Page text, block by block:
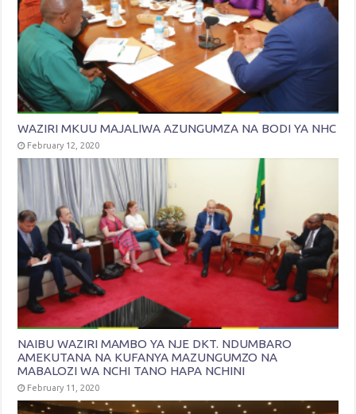
WAZIRI MKUU MAJALIWA AZUNGUMZA NA BODI YA NHC
February 12, 2020
NAIBU WAZIRI MAMBO YA NJE DKT. NDUMBARO
AMEKUTANA NA KUFANYA MAZUNGUMZO NA
MABALOZI WA NCHI TANO HAPA NCHINI
February 11, 2020